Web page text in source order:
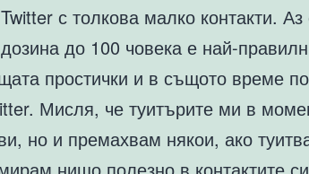
с толкова малко контакти.
до 100 човека е най-
простички и в същото време
Мисля, че туитърите ми в
но и премахвам някои, ако